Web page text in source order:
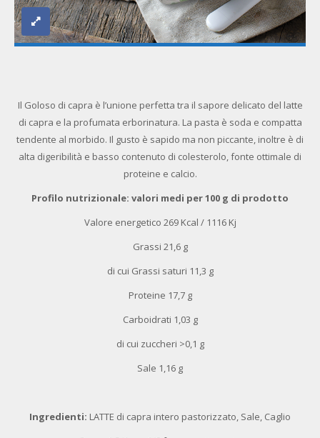
Il Goloso di capra è l’unione perfetta tra il sapore delicato del latte
di capra e la profumata erborinatura. La pasta è soda e compatta
tendente al morbido. Il gusto è sapido ma non piccante, inoltre è di
alta digeribilità e basso contenuto di colesterolo, fonte ottimale di
proteine e calcio.
Profilo nutrizionale: valori medi per 100 g di prodotto
Valore energetico 269 Kcal / 1116 Kj
Grassi 21,6 g
di cui Grassi saturi 11,3 g
Proteine 17,7 g
Carboidrati 1,03 g
di cui zuccheri >0,1 g
Sale 1,16 g
Ingredienti: LATTE di capra intero pastorizzato, Sale, Caglio